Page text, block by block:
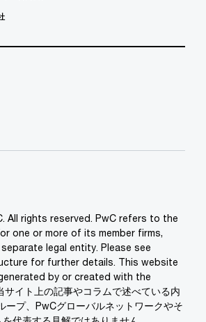
All rights reserved. PwC refers to the
one or more of its member firms,
legal entity. Please see
for further details. This website
by or created with the
イト上の記事やコラムで述べている内
ープ、PwCグローバルネットワークやそ